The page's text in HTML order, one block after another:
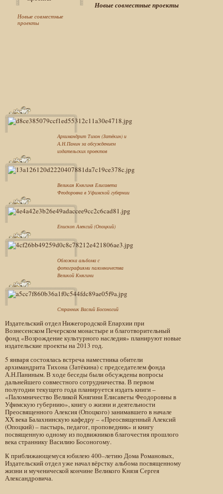
Новые совместные
проекты
Новые совместные проекты
Архимандрит Тихон (Затёкин) и
А.Н.Панин за обсуждением
издательских проектов
Великая Княгиня Елисавета
Феодоровна в Уфимской губернии
Епископ Алексий (Опоцкий)
Обложка альбома с
фотографиями паломничества
Великой Княгини
Странник Васлий Босоногий
Издательский отдел Нижегородской Епархии при
Вознесенском Печерском монастыре и благотворительный
фонд «Возрождение культурного наследия» планируют новые
издательские проекты на 2013 год.
5 января состоялась встреча наместника обители
архимандрита Тихона (Затёкина) с председателем фонда
А.Н.Паниным. В ходе беседы были обсуждены вопросы
дальнейшего совместного сотрудничества. В первом
полугодии текущего года планируется издать книги –
«Паломничество Великой Княгини Елисаветы Феодоровны в
Уфимскую губернию», книгу о жизни и деятельности
Преосвященного Алексия (Опоцкого) занимавшего в начале
ХХ века Балахнинскую кафедру – «Преосвященный Алексий
(Опоцкий) – пастырь, педагог, проповедник» и книгу
посвященную одному из подвижников благочестия прошлого
века страннику Василию Босоногому.
К приближающемуся юбилею 400–летию Дома Романовых,
Издательский отдел уже начал вёрстку альбома посвященному
жизни и мученической кончине Великого Князя Сергея
Александровича.